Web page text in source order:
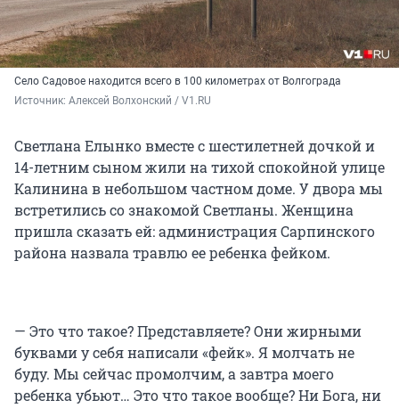
Село Садовое находится всего в 100 километрах от Волгограда
Источник: Алексей Волхонский / V1.RU
Светлана Елынко вместе с шестилетней дочкой и
14-летним сыном жили на тихой спокойной улице
Калинина в небольшом частном доме. У двора мы
встретились со знакомой Светланы. Женщина
пришла сказать ей: администрация Сарпинского
района назвала травлю ее ребенка фейком.
— Это что такое? Представляете? Они жирными
буквами у себя написали «фейк». Я молчать не
буду. Мы сейчас промолчим, а завтра моего
ребенка убьют… Это что такое вообще? Ни Бога, ни